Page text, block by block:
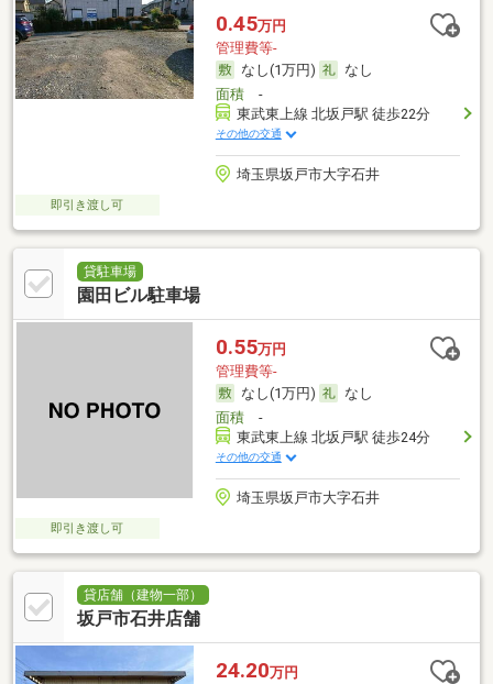
0.45万円
管理費等-
なし(1万円)
なし
面積-
東武東上線 北坂戸駅 徒歩22分
その他の交通
埼玉県坂戸市大字石井
即引き渡し可
貸駐車場
園田ビル駐車場
0.55万円
管理費等-
なし(1万円)
なし
面積-
東武東上線 北坂戸駅 徒歩24分
その他の交通
埼玉県坂戸市大字石井
即引き渡し可
貸店舗（建物一部）
坂戸市石井店舗
24.20万円